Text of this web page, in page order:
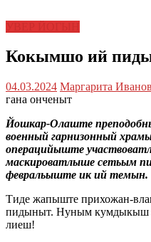
Кокымшо ий
04.03.2024 Маргарита
гана онченыт
Йошкар-Олаште
военный гарнизонный
операцийыште
маскироватлыше сетьым
февральыште ик ий темын.
Тиде жапыште прихожан-
пидыныт. Нуным кумдыкыш
лиеш!